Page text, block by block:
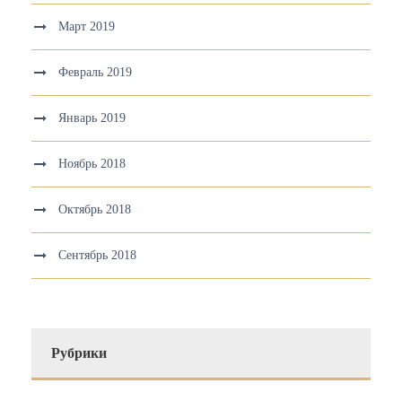
Март 2019
Февраль 2019
Январь 2019
Ноябрь 2018
Октябрь 2018
Сентябрь 2018
Рубрики